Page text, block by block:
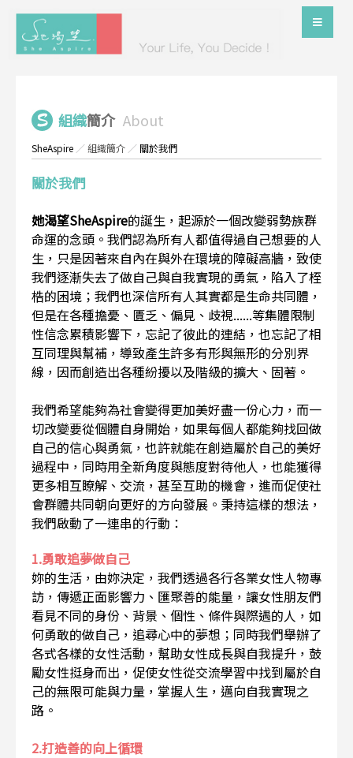
組織簡介 About
SheAspire ／組織簡介 ／關於我們
關於我們
她渴望SheAspire的誕生，起源於一個改變弱勢族群
命運的念頭。我們認為所有人都值得過自己想要的人
生，只是因著來自內在與外在環境的障礙高牆，致使
我們逐漸失去了做自己與自我實現的勇氣，陷入了桎
梏的困境；我們也深信所有人其實都是生命共同體，
但是在各種擔憂、匱乏、偏見、歧視......等集體限制
性信念累積影響下，忘記了彼此的連結，也忘記了相
互同理與幫補，導致產生許多有形與無形的分別界
線，因而創造出各種紛擾以及階級的擴大、固著。
我們希望能夠為社會變得更加美好盡一份心力，而一
切改變要從個體自身開始，如果每個人都能夠找回做
自己的信心與勇氣，也許就能在創造屬於自己的美好
過程中，同時用全新角度與態度對待他人，也能獲得
更多相互瞭解、交流，甚至互助的機會，進而促使社
會群體共同朝向更好的方向發展。秉持這樣的想法，
我們啟動了一連串的行動：
1.勇敢追夢做自己
妳的生活，由妳決定，我們透過各行各業女性人物專
訪，傳遞正面影響力、匯聚善的能量，讓女性朋友們
看見不同的身份、背景、個性、條件與際遇的人，如
何勇敢的做自己，追尋心中的夢想；同時我們舉辦了
各式各樣的女性活動，幫助女性成長與自我提升，鼓
勵女性挺身而出，促使女性從交流學習中找到屬於自
己的無限可能與力量，掌握人生，邁向自我實現之
路。
2.打造善的向上循環